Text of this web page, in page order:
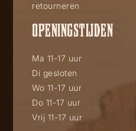
retourneren
OPENINGSTIJDEN
Ma 11-17 uur
Di gesloten
Wo 11-17 uur
Do 11-17 uur
Vrij 11-17 uur